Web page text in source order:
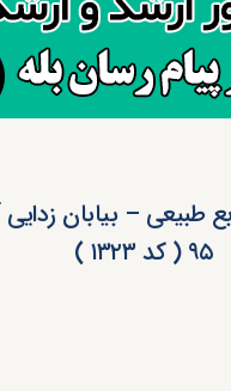
– بیابان زدایی
۹۵ ( کد ۱۳۲۳ )